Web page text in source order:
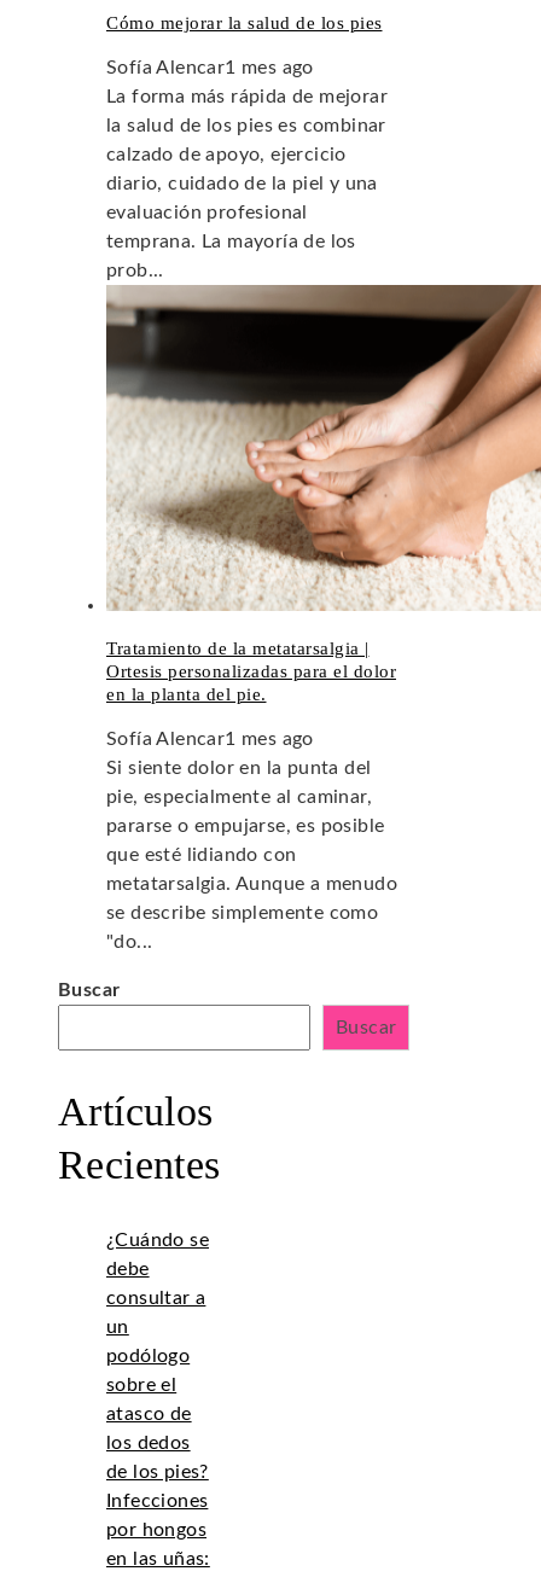
Cómo mejorar la salud de los pies
Sofía Alencar1 mes ago
La forma más rápida de mejorar
la salud de los pies es combinar
calzado de apoyo, ejercicio
diario, cuidado de la piel y una
evaluación profesional
temprana. La mayoría de los
prob...
Tratamiento de la metatarsalgia |
Ortesis personalizadas para el dolor
en la planta del pie.
Sofía Alencar1 mes ago
Si siente dolor en la punta del
pie, especialmente al caminar,
pararse o empujarse, es posible
que esté lidiando con
metatarsalgia. Aunque a menudo
se describe simplemente como
"do...
Buscar
Buscar
Artículos
Recientes
¿Cuándo se
debe
consultar a
un
podólogo
sobre el
atasco de
los dedos
de los pies?
Infecciones
por hongos
en las uñas: